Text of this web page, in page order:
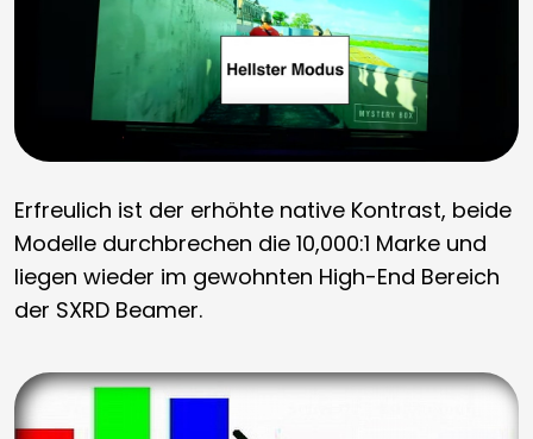
Erfreulich ist der erhöhte native Kontrast, beide
Modelle durchbrechen die 10,000:1 Marke und
liegen wieder im gewohnten High-End Bereich
der SXRD Beamer.